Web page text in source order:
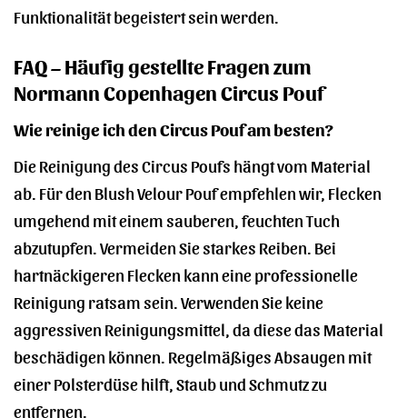
Funktionalität begeistert sein werden.
FAQ – Häufig gestellte Fragen zum
Normann Copenhagen Circus Pouf
Wie reinige ich den Circus Pouf am besten?
Die Reinigung des Circus Poufs hängt vom Material
ab. Für den Blush Velour Pouf empfehlen wir, Flecken
umgehend mit einem sauberen, feuchten Tuch
abzutupfen. Vermeiden Sie starkes Reiben. Bei
hartnäckigeren Flecken kann eine professionelle
Reinigung ratsam sein. Verwenden Sie keine
aggressiven Reinigungsmittel, da diese das Material
beschädigen können. Regelmäßiges Absaugen mit
einer Polsterdüse hilft, Staub und Schmutz zu
entfernen.